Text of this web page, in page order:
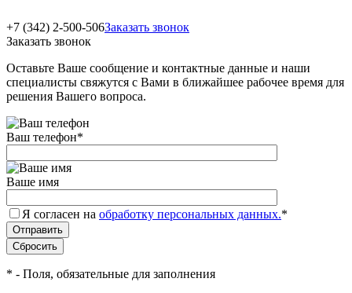
+7 (342) 2-500-506Заказать звонок
Заказать звонок
Оставьте Ваше сообщение и контактные данные и наши
специалисты свяжутся с Вами в ближайшее рабочее время для
решения Вашего вопроса.
Ваш телефон*
Ваше имя
Я согласен на обработку персональных данных.*
* - Поля, обязательные для заполнения